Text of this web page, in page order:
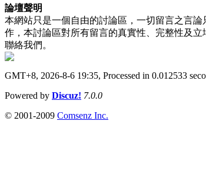
論壇聲明
本網站只是一個自由的討論區，一切留言之言
作，本討論區對所有留言的真實性、完整性及
聯絡我們。
GMT+8, 2026-8-6 19:35, Processed in 0.012533
Powered by Discuz! 7.0.0
© 2001-2009 Comsenz Inc.